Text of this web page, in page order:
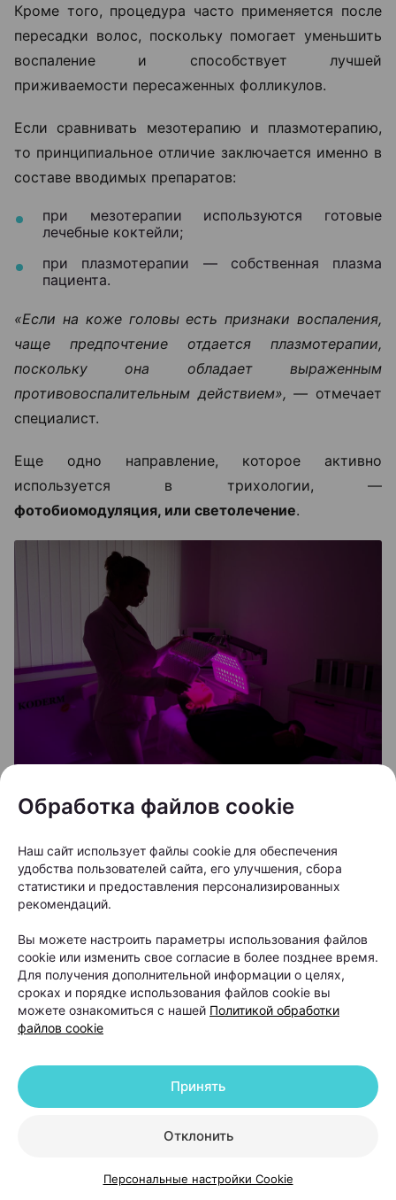
Кроме того, процедура часто применяется после
пересадки волос, поскольку помогает уменьшить
воспаление и способствует лучшей
приживаемости пересаженных фолликулов.
Если сравнивать мезотерапию и плазмотерапию,
то принципиальное отличие заключается именно в
составе вводимых препаратов:
при мезотерапии используются готовые
лечебные коктейли;
при плазмотерапии — собственная плазма
пациента.
«Если на коже головы есть признаки воспаления,
чаще предпочтение отдается плазмотерапии,
поскольку она обладает выраженным
противовоспалительным действием», — отмечает
специалист.
Еще одно направление, которое активно
используется в трихологии, —
фотобиомодуляция, или светолечение.
Световые волны определенной длины проникают в
улучшается микроциркуляция, активизируются
обменные процессы и создаются более
благоприятные условия для роста волос.
Фотобиомодуляция может применяться как
самостоятельный метод или входить в состав
комплексной программы лечения.
Обработка файлов cookie
Наш сайт использует файлы cookie для обеспечения
удобства пользователей сайта, его улучшения, сбора
статистики и предоставления персонализированных
рекомендаций.
Вы можете настроить параметры использования файлов
cookie или изменить свое согласие в более позднее время.
Для получения дополнительной информации о целях,
сроках и порядке использования файлов cookie вы
можете ознакомиться с нашей Политикой обработки
файлов cookie
Отклонить
Принять
Персональные настройки Cookie